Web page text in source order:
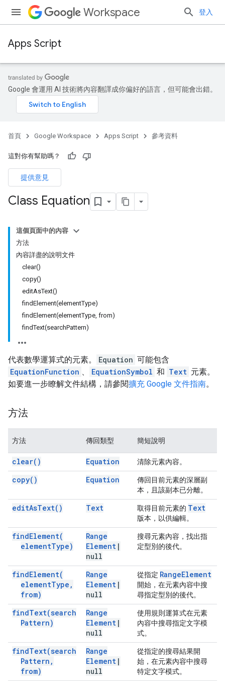
Workspace 登入
Apps Script
Google 會運用 AI 技術將內容翻譯成你偏好的語言，但可能會出錯。
首頁 Google Workspace Apps Script 參考資料
這對你有幫助嗎？
提供意見
Class Equation
這個頁面中的內容
方法
內容詳盡的說明文件
clear()
copy()
editAsText()
findElement(elementType)
findElement(elementType, from)
findText(searchPattern)
代表數學運算式的元素。 Equation 可能包含
EquationFunction 、 EquationSymbol 和 Text 元素。
如要進一步瞭解文件結構，請參閱擴充 Google 文件指南。
方法
方法 傳回類型 簡短說明
clear( ) Equation 清除元素內容。
copy( ) Equation
傳回目前元素的深層副
本，且該副本已分離。
editAsText( ) Text 取得目前元素的 Text
版本，以供編輯。
findElement(
elementType)
Range
Element |
null
搜尋元素內容，找出指
定型別的後代。
findElement(
elementType ,
from)
Range
Element |
null
從指定 RangeElement
開始，在元素內容中搜
尋指定型別的後代。
findText(search
Pattern)
Range
Element |
null
使用規則運算式在元素
內容中搜尋指定文字模
式。
findText(search
Pattern ,
from)
Range
Element |
null
從指定的搜尋結果開
始，在元素內容中搜尋
特定文字模式。